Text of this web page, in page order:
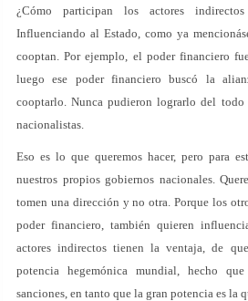
¿Cómo participan los actores
Influenciando al Estado, como ya
cooptan. Por ejemplo, el poder financiero
luego ese poder financiero buscó la
cooptarlo. Nunca pudieron lograrlo del todo
nacionalistas.
Eso es lo que queremos hacer, pero para
nuestros propios gobiernos nacionales.
tomen una dirección y no otra. Porque los
poder financiero, también quieren
actores indirectos tienen la ventaja, de
potencia hegemónica mundial, hecho
sanciones, en tanto que la gran potencia es la